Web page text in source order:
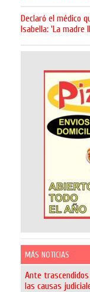
Declaró el médico
Isabella: 'La madre
MÁS NOTICIAS
Ante
las causas